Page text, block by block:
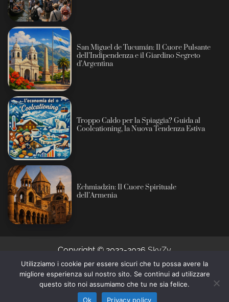
San Miguel de Tucumán: Il Cuore Pulsante
dell’Indipendenza e il Giardino Segreto
d’Argentina
Troppo Caldo per la Spiaggia? Guida al
Coolcationing, la Nuova Tendenza Estiva
Echmiadzin: Il Cuore Spirituale
dell’Armenia
Copyright © 2023-2026 SkyZy
Informativa sull’intelligenza artificiale: alcuni contenuti
di questo sito sono prodotti con l’ausilio di sistemi
automatici e revisionati prima della pubblicazione (AI
Utilizziamo i cookie per essere sicuri che tu possa avere la
migliore esperienza sul nostro sito. Se continui ad utilizzare
questo sito noi assumiamo che tu ne sia felice.
Ok
Privacy policy